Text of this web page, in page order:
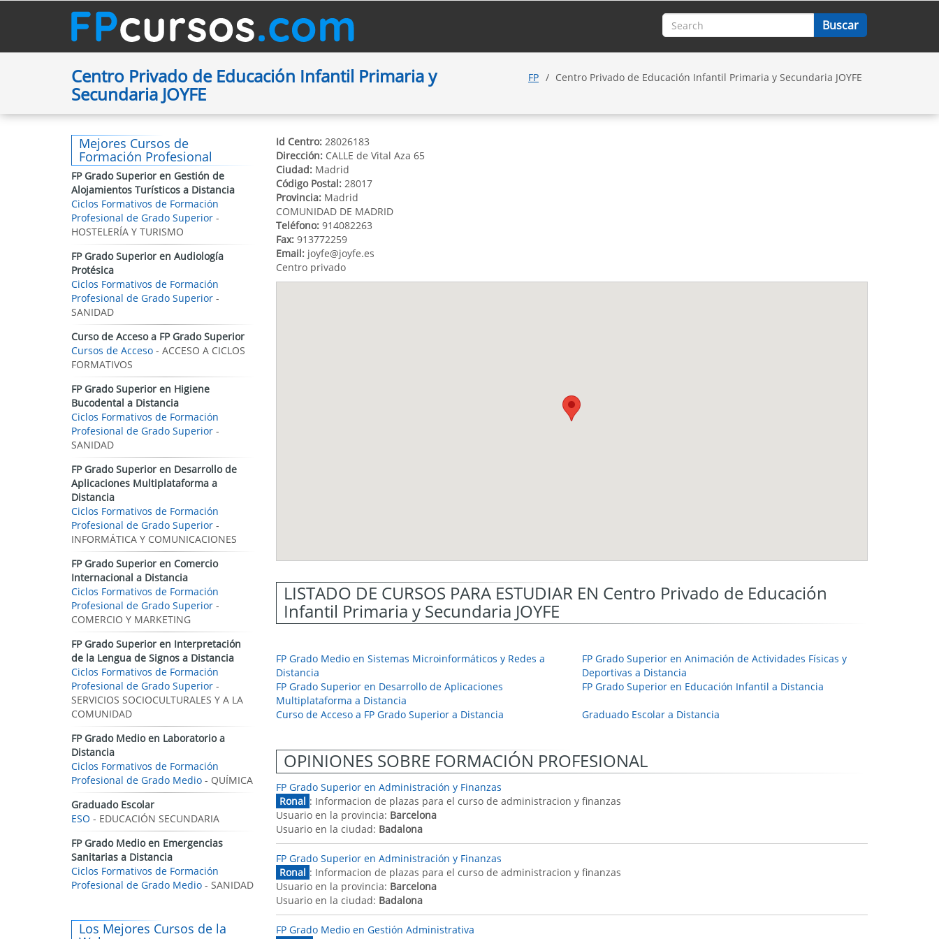
Centro Privado de Educación Infantil Primaria y
Secundaria JOYFE
FP Centro Privado de Educación Infantil Primaria y Secundaria JOYFE
Id Centro:28026183
Dirección:CALLE de Vital Aza 65
Ciudad:Madrid
Código Postal:28017
Provincia:Madrid
COMUNIDAD DE MADRID
Teléfono:914082263
Fax:913772259
Email:joyfe@joyfe.es
Centro privado
LISTADO DE CURSOS PARA ESTUDIAR EN Centro Privado de Educación
Infantil Primaria y Secundaria JOYFE
FP Grado Medio en Sistemas Microinformáticos y Redes a
Distancia
FP Grado Superior en Animación de Actividades Físicas y
Deportivas a Distancia
FP Grado Superior en Desarrollo de Aplicaciones
Multiplataforma a Distancia
FP Grado Superior en Educación Infantil a Distancia
Curso de Acceso a FP Grado Superior a Distancia Graduado Escolar a Distancia
OPINIONES SOBRE FORMACIÓN PROFESIONAL
FP Grado Superior en Administración y Finanzas
Ronal : Informacion de plazas para el curso de administracion y finanzas
Usuario en la provincia: Barcelona
Usuario en la ciudad: Badalona
FP Grado Superior en Administración y Finanzas
Ronal : Informacion de plazas para el curso de administracion y finanzas
Usuario en la provincia: Barcelona
Usuario en la ciudad: Badalona
FP Grado Medio en Gestión Administrativa
Mejores Cursos de
Formación Profesional
FP Grado Superior en Gestión de
Alojamientos Turísticos a Distancia
Ciclos Formativos de Formación
Profesional de Grado Superior -
HOSTELERÍA Y TURISMO
FP Grado Superior en Audiología
Protésica
Ciclos Formativos de Formación
Profesional de Grado Superior -
SANIDAD
Curso de Acceso a FP Grado Superior
Cursos de Acceso - ACCESO A CICLOS
FORMATIVOS
FP Grado Superior en Higiene
Bucodental a Distancia
Ciclos Formativos de Formación
Profesional de Grado Superior -
SANIDAD
FP Grado Superior en Desarrollo de
Aplicaciones Multiplataforma a
Distancia
Ciclos Formativos de Formación
Profesional de Grado Superior -
INFORMÁTICA Y COMUNICACIONES
FP Grado Superior en Comercio
Internacional a Distancia
Ciclos Formativos de Formación
Profesional de Grado Superior -
COMERCIO Y MARKETING
FP Grado Superior en Interpretación
de la Lengua de Signos a Distancia
Ciclos Formativos de Formación
Profesional de Grado Superior -
SERVICIOS SOCIOCULTURALES Y A LA
COMUNIDAD
FP Grado Medio en Laboratorio a
Distancia
Ciclos Formativos de Formación
Profesional de Grado Medio - QUÍMICA
Graduado Escolar
ESO - EDUCACIÓN SECUNDARIA
FP Grado Medio en Emergencias
Sanitarias a Distancia
Ciclos Formativos de Formación
Profesional de Grado Medio - SANIDAD
Los Mejores Cursos de la